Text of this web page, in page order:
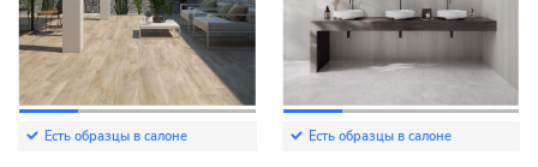
Есть образцы в салоне Есть образцы в салоне